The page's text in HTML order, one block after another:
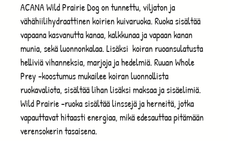
ACANA Wild Prairie Dog on tunnettu, viljaton ja
vähähiilihydraattinen koirien kuivaruoka. Ruoka sisältää
vapaana kasvanutta kanaa, kalkkunaa ja vapaan kanan
munia, sekä luonnonkalaa. Lisäksi koiran ruoansulatusta
helliviä vihanneksia, marjoja ja hedelmiä. Ruuan Whole
Prey -koostumus mukailee koiran luonnollista
ruokavaliota, sisältää lihan lisäksi maksaa ja sisäelimiä.
Wild Prairie -ruoka sisältää linssejä ja herneitä, jotka
vapauttavat hitaasti energiaa, mikä edesauttaa pitämään
verensokerin tasaisena.